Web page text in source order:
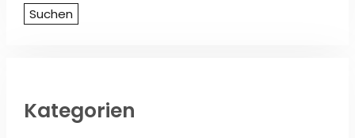
nach:
Suchen
Kategorien